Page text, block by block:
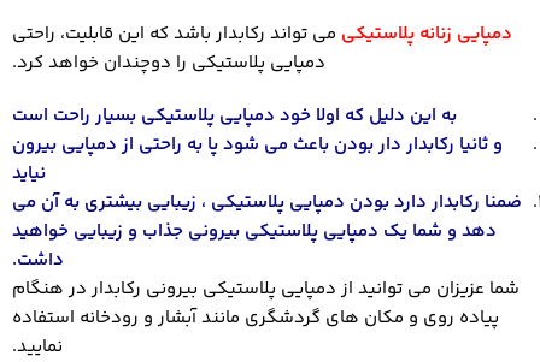
دمپایی زنانه پلاستیکی می تواند رکابدار باشد که این قابلیت، راحتی
دمپایی پلاستیکی را دوچندان خواهد کرد.
به این دلیل که اولا خود دمپایی پلاستیکی بسیار راحت است
و ثانیا رکابدار دار بودن باعث می شود پا به راحتی از دمپایی بیرون
نیاید
ضمنا رکابدار دارد بودن دمپایی پلاستیکی ، زیبایی بیشتری به آن می
دهد و شما یک دمپایی پلاستیکی بیرونی جذاب و زیبایی خواهید
داشت.
شما عزیزان می توانید از دمپایی پلاستیکی بیرونی رکابدار در هنگام
پیاده روی و مکان های گردشگری مانند آبشار و رودخانه استفاده
نمایید.